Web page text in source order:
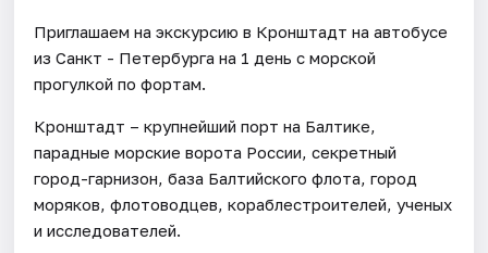
Приглашаем на экскурсию в Кронштадт на автобусе
из Санкт - Петербурга на 1 день с морской
прогулкой по фортам.
Кронштадт – крупнейший порт на Балтике,
парадные морские ворота России, секретный
город-гарнизон, база Балтийского флота, город
моряков, флотоводцев, кораблестроителей, ученых
и исследователей.